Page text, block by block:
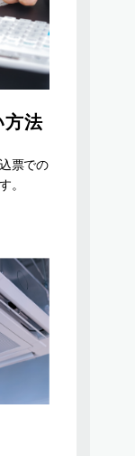
方法
票での
。